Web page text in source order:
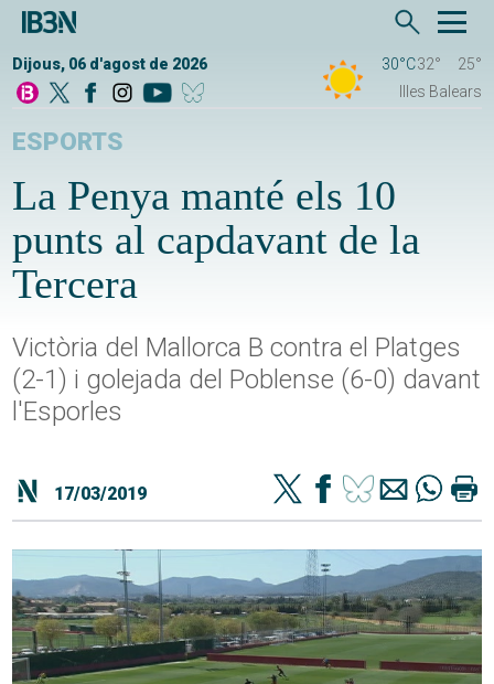
Dijous, 06 d'agost de 2026 30°C32°
25°
Illes Balears
ESPORTS
La Penya manté els 10
punts al capdavant de la
Tercera
Victòria del Mallorca B contra el Platges
(2-1) i golejada del Poblense (6-0) davant
l'Esporles
17/03/2019